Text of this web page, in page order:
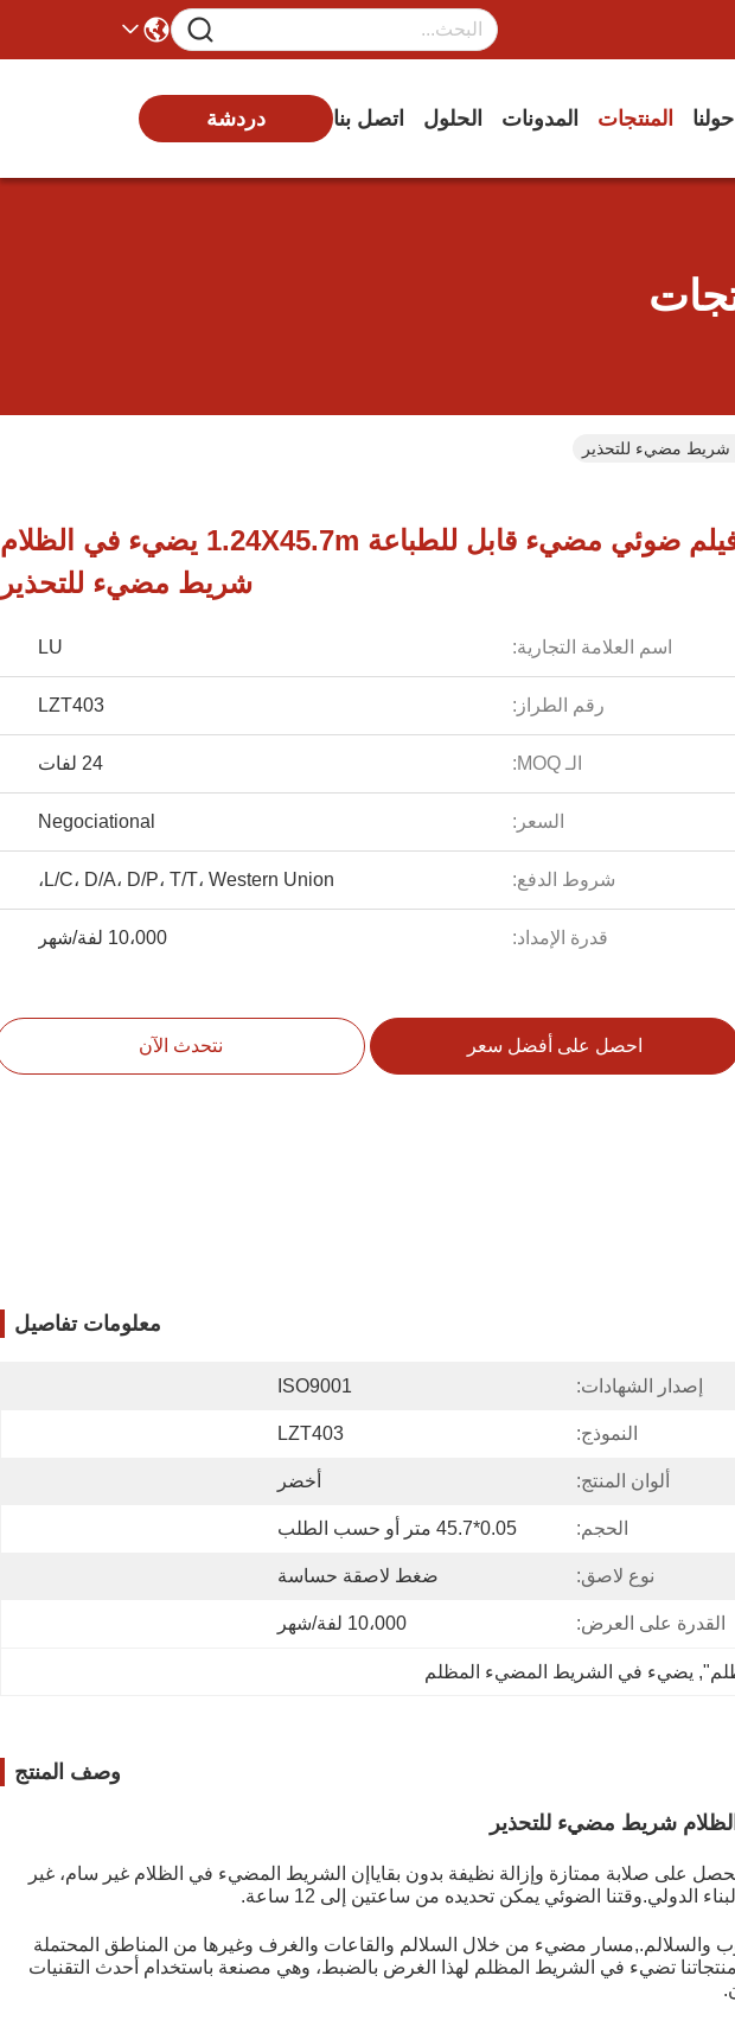
حولنا المنتجات المدونات الحلول اتصل بنا دردشة
فيلم ضوئي مضيء قابل للطباعة 1.24X45.7m يضيء في الظلام
شريط مضيء للتحذير
اسم العلامة التجارية: LU
رقم الطراز: LZT403
الـ MOQ: 24 لفات
السعر: Negociational
شروط الدفع: L/C، D/A، D/P، T/T، Western Union،
قدرة الإمداد: 10،000 لفة/شهر
احصل على أفضل سعر نتحدث الآن
معلومات تفاصيل
إصدار الشهادات: ISO9001
النموذج: LZT403
ألوان المنتج: أخضر
الحجم: 0.05*45.7 متر أو حسب الطلب
نوع لاصق: ضغط لاصقة حساسة
القدرة على العرض: 10،000 لفة/شهر
, يضيء في الشريط المضيء المظلم
وصف المنتج
على صلابة ممتازة وإزالة نظيفة بدون بقاياإن الشريط المضيء في الظلام غير سام، غير
الضوئي يمكن تحديده من ساعتين إلى 12 ساعة.
والسلالم.,مسار مضيء من خلال السلالم والقاعات والغرف وغيرها من المناطق المحتملة
تضيء في الشريط المظلم لهذا الغرض بالضبط، وهي مصنعة باستخدام أحدث التقنيات